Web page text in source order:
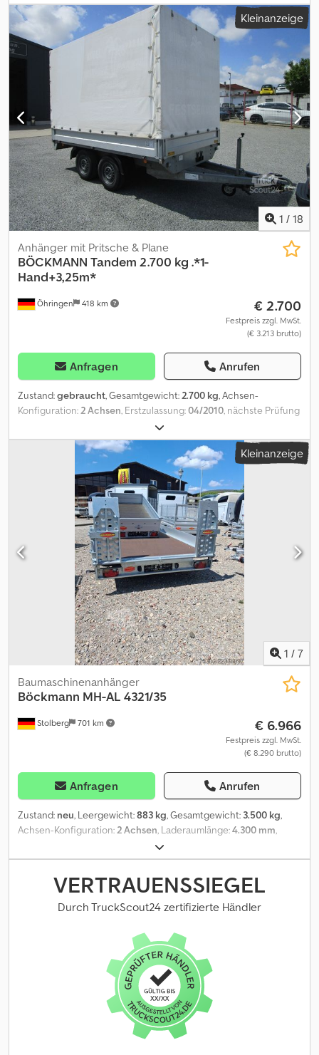
Gevelsberg Tel.: Fax:
Automatik (0050) Bordwände in Alu-elox. (0060) mit
Langwegverschlüssen (0070) 6 Stck. Zurrbügel in Seitenblende
(0080) Stirnwandgalerie
Kleinanzeige
1 / 18
Öhringen 418 km
Anhänger mit Pritsche & Plane
BÖCKMANN Tandem 2.700 kg .*1-
Hand+3,25m*
€ 2.700
Festpreis zzgl. MwSt.
(€ 3.213 brutto)
Anfragen Anrufen
Zustand:gebraucht, Gesamtgewicht: 2.700 kg, Achsen-
Konfiguration: 2 Achsen , Erstzulassung:04/2010 , nächste Prüfung
, Laderaumlänge:3.250 mm
mm, Laderaumhöhe:2.000 mm, Böckmann Tandem Anhänger
2.700 kg . Alu Borwände mit Plane. Verzinkter
Rahmen,Zurrösen,Böckmann-Achsen,V-Deichsel,Stützrad,Bord-
wände auf alle 4-Seiten zum öffnen,Auflaufbremse, Boden Top.....
=====Deutsche Zulassung+1-Hand===== =Täglicher Ankauf von
Nutzfahrzeugen,sowie Inzahlungnahme möglich= Dwodpfx
Apszhqvpotsa . Preis: 2.700.- EURO Netto.
Kleinanzeige
1 / 7
Stolberg 701 km
Baumaschinenanhänger
Böckmann MH-AL 4321/35
€ 6.966
Festpreis zzgl. MwSt.
(€ 8.290 brutto)
Anfragen Anrufen
Zustand: neu, Leergewicht:883 kg, Gesamtgewicht: 3.500 kg,
Achsen-Konfiguration:2 Achsen, Laderaumlänge:4.300 mm,
, Laderaumhöhe:
Gesamtlänge:6.259 mm, Gesamtbreite:2.239 mm, Gesamthöhe:
1.607 mm , Neufahrzeug sofort verfügbar Bordwände 200 mm
klappbar alu-eloxiert Stahl-Auffahrschienen
abklappbar/verschiebbar Siebdruckboden durchgehend
Zurrbügel Stützrad automatik Eintausch oder Finanzierung
VERTRAUENSSIEGEL
Durch TruckScout24 zertifizierte Händler